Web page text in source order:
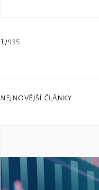
1/935
NEJNOVĚJŠÍ ČLÁNKY